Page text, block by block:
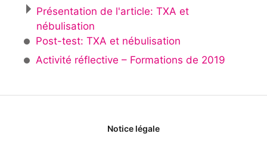
Présentation de l'article: TXA et
nébulisation
Post-test: TXA et nébulisation
Activité réflective – Formations de 2019
Notice légale